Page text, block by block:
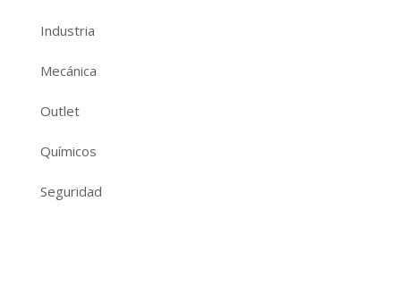
Industria
Mecánica
Outlet
Químicos
Seguridad